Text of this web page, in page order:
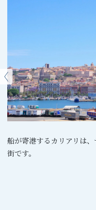
船が寄港するカリアリは
街です。